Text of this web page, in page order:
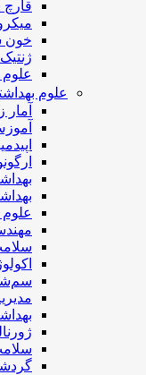
خون
علوم
علوم
علوم